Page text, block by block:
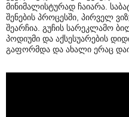
მინიმალისტურად ჩაიარა.
შენების პროცესში, პირველ
შეარჩია. გუჩის სარეკლამო
პოდიუმი და აქსესუარების
გაფორმდა და ახალი ერაც